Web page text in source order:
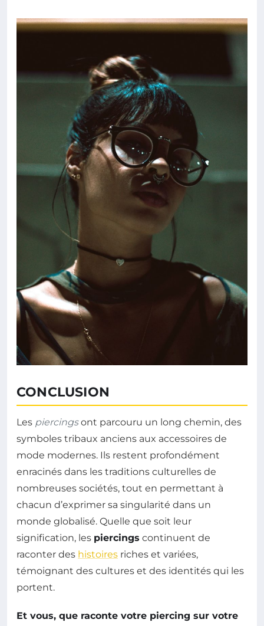
CONCLUSION
Les piercingsont parcouru un long chemin, des
symboles tribaux anciens aux accessoires de
mode modernes. Ils restent profondément
enracinés dans les traditions culturelles de
nombreuses sociétés, tout en permettant à
chacun d’exprimer sa singularité dans un
monde globalisé. Quelle que soit leur
signification, les piercings continuent de
raconter des histoires riches et variées,
témoignant des cultures et des identités qui les
portent.
Et vous, que raconte votre piercing sur votre